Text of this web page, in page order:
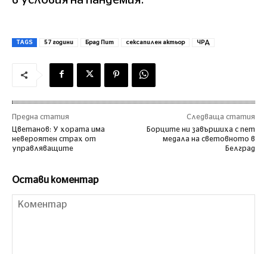
TAGS 57 години Брад Пит сексапилен актьор ЧРД
Предна статия
Цветанов: У хората има
невероятен страх от
управляващите
Следваща статия
Борците ни завършиха с пет
медала на световното в
Белград
Остави коментар